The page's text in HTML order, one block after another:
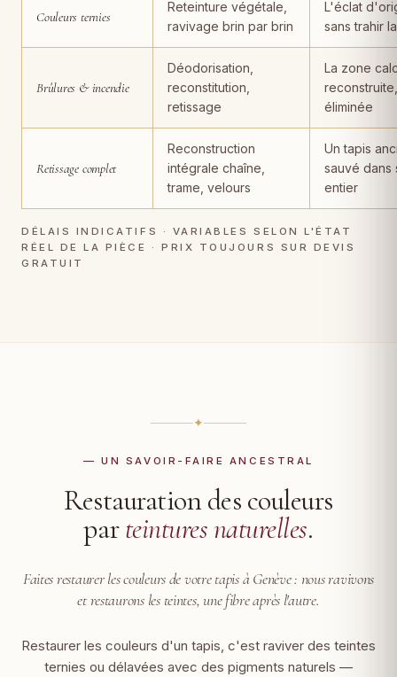
Couleurs ternies
Reteinture végétale,
ravivage brin par brin
L'éclat
sans trahir
Brûlures & incendie
Déodorisation,
reconstitution,
retissage
La zone
éliminée
Retissage complet
Reconstruction
intégrale chaîne,
trame, velours
Un tapis
sauvé dans
entier
DÉLAIS INDICATIFS · VARIABLES SELON L'ÉTAT
RÉEL DE LA PIÈCE · PRIX TOUJOURS SUR DEVIS
GRATUIT
✦
— UN SAVOIR-FAIRE ANCESTRAL
Restauration des couleurs
parteintures naturelles.
Faites restaurer les couleurs de votre tapis à Genève : nous ravivons
et restaurons les teintes, une fibre après l'autre.
Restaurer les couleurs d'un tapis, c'est raviver des teintes
ternies ou délavées avec des pigments naturels —